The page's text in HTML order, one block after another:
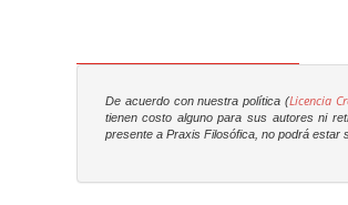
De acuerdo con nuestra política (Licencia
tienen costo alguno para sus autores ni
presente a Praxis Filosófica, no podrá estar